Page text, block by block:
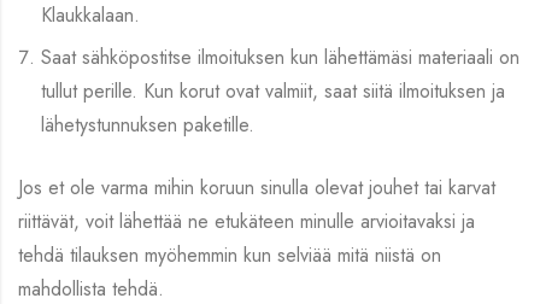
Klaukkalaan.
Saat sähköpostitse ilmoituksen kun lähettämäsi materiaali on
tullut perille. Kun korut ovat valmiit, saat siitä ilmoituksen ja
lähetystunnuksen paketille.
Jos et ole varma mihin koruun sinulla olevat jouhet tai karvat
riittävät, voit lähettää ne etukäteen minulle arvioitavaksi ja
tehdä tilauksen myöhemmin kun selviää mitä niistä on
mahdollista tehdä.